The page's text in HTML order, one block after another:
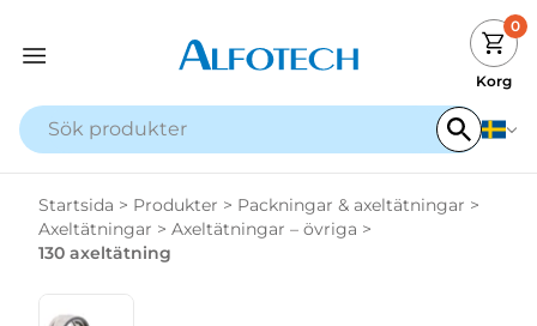
0
Korg
Startsida > Produkter > Packningar & axeltätningar >
Axeltätningar > Axeltätningar – övriga >
130 axeltätning